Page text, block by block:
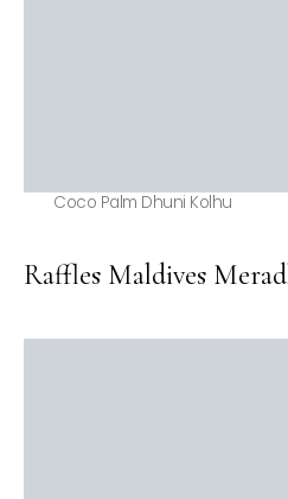
Coco Palm Dhuni Kolhu
Raffles Maldives